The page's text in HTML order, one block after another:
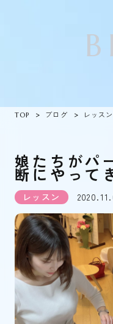
TOP ブログ レッスン
娘たちがパ
断にやって
レッスン